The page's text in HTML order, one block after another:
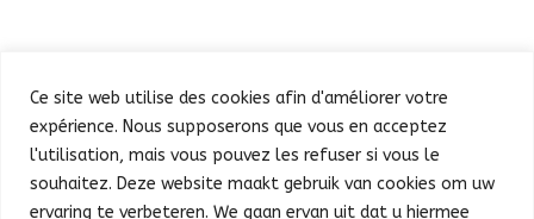
Ce site web utilise des cookies afin d'améliorer votre
expérience. Nous supposerons que vous en acceptez
l'utilisation, mais vous pouvez les refuser si vous le
souhaitez. Deze website maakt gebruik van cookies om uw
ervaring te verbeteren. We gaan ervan uit dat u hiermee
Defilé
Feest in de Warande